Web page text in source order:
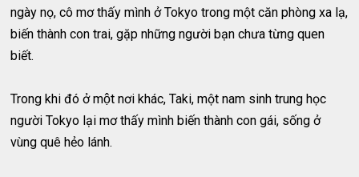
ngày nọ, cô mơ thấy mình ở Tokyo trong một căn phòng xa lạ,
biến thành con trai, gặp những người bạn chưa từng quen
biết.
Trong khi đó ở một nơi khác, Taki, một nam sinh trung học
người Tokyo lại mơ thấy mình biến thành con gái, sống ở
vùng quê hẻo lánh.